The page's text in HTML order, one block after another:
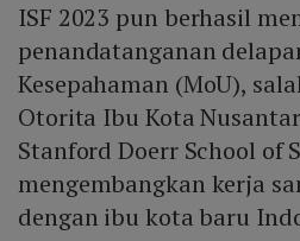
ISF 2023 pun berhasil
penandatanganan
Kesepahaman (MoU),
Otorita Ibu Kota
Stanford Doerr School
mengembangkan kerja
dengan ibu kota baru